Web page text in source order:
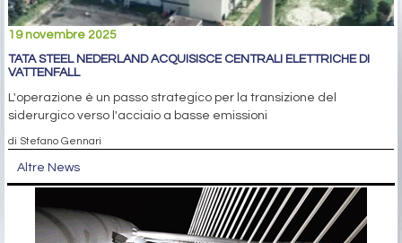
19 novembre 2025
TATA STEEL NEDERLAND ACQUISISCE CENTRALI ELETTRICHE DI
VATTENFALL
L'operazione è un passo strategico per la transizione del
siderurgico verso l'acciaio a basse emissioni
di Stefano Gennari
Altre News